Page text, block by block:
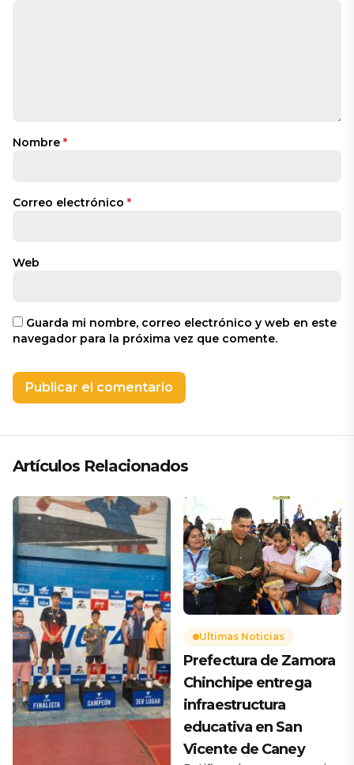
Nombre *
Correo electrónico *
Web
Guarda mi nombre, correo electrónico y web en este
navegador para la próxima vez que comente.
Artículos Relacionados
Ultimas Noticias
Prefectura de Zamora
Chinchipe entrega
infraestructura
educativa en San
Vicente de Caney